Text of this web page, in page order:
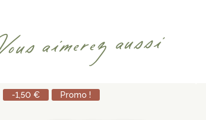
aimerez aussi
-1,50 € Promo !